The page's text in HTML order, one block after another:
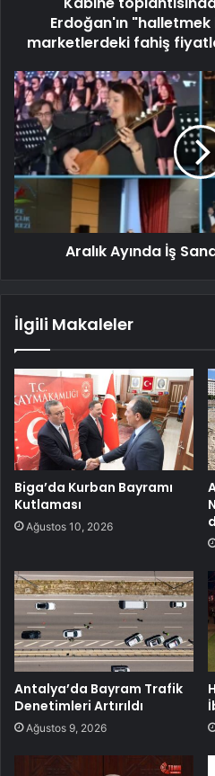
Erdoğan'ın
marketlerdeki fahiş
Aralık Ayında İş
İlgili Makaleler
Biga’da Kurban Bayramı
Kutlaması
Ağustos 10, 2026
Antalya’da Bayram Trafik
Denetimleri Artırıldı
Ağustos 9, 2026